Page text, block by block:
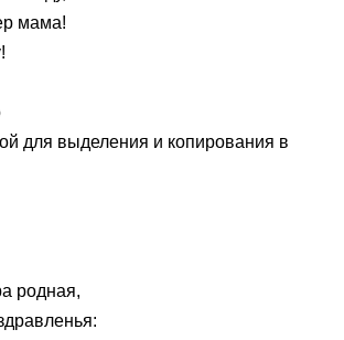
мама!
для выделения и копирования в
родная,